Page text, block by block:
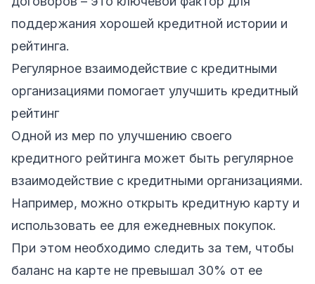
поддержания хорошей кредитной истории и
рейтинга.
Регулярное взаимодействие с кредитными
организациями помогает улучшить кредитный
рейтинг
Одной из мер по улучшению своего
кредитного рейтинга может быть регулярное
взаимодействие с кредитными организациями.
Например, можно открыть кредитную карту и
использовать ее для ежедневных покупок.
При этом необходимо следить за тем, чтобы
баланс на карте не превышал 30% от ее